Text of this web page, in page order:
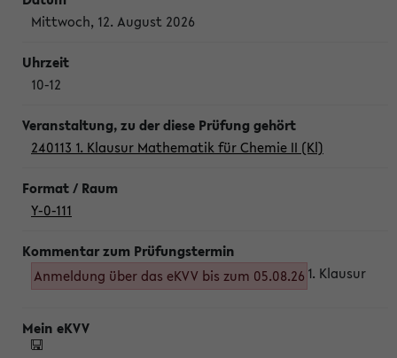
Mittwoch, 12. August 2026
10-12
240113 1. Klausur Mathematik für Chemie II (Kl)
Y-0-111
Anmeldung über das eKVV bis zum 05.08.26 1. Klausur